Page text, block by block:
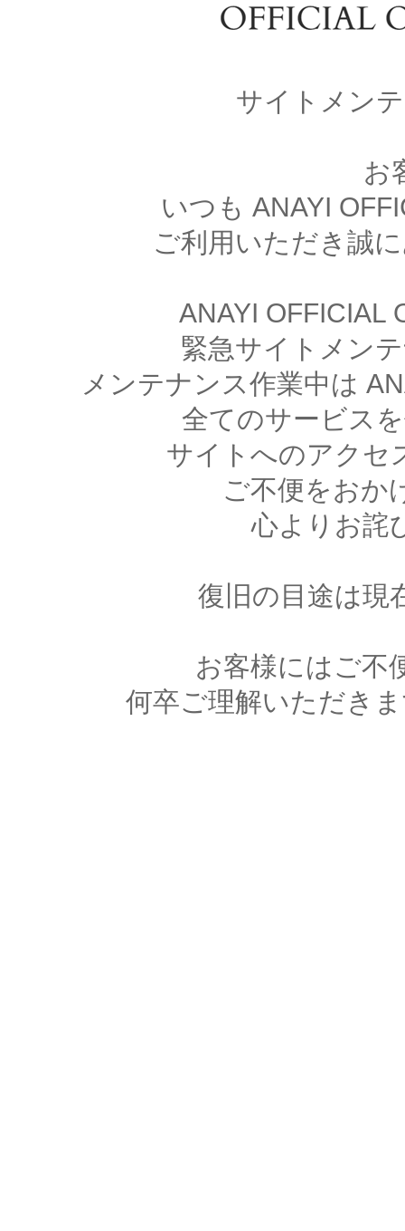
サイトメン
お
いつも ANAYI
ご利用いただき誠
ANAYI OFFICIAL
緊急サイトメン
メンテナンス作業中は
全てのサービス
サイトへのアクセ
ご不便をおか
心よりお詫
復旧の目途は現
お客様にはご不
何卒ご理解いただき